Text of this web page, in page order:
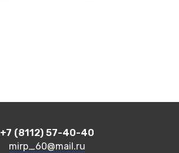
+7 (8112) 57-40-40
mirp_60@mail.ru